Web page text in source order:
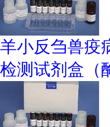
羊小反刍兽疫
检测试剂盒（